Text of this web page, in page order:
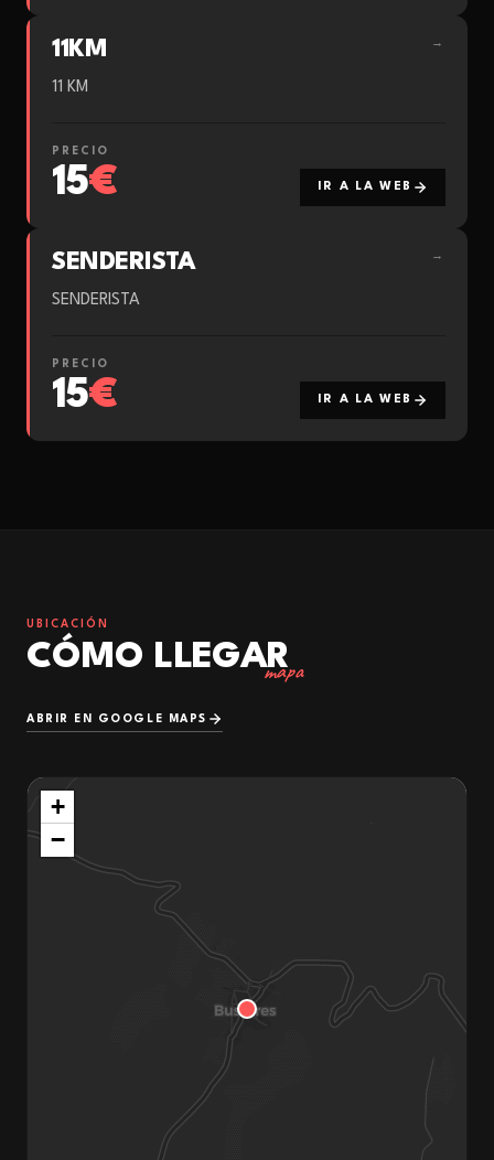
11KM →
11 KM
PRECIO
15€ IR A LA WEB
SENDERISTA →
SENDERISTA
PRECIO
15€ IR A LA WEB
UBICACIÓN
CÓMO LLEGAR
mapa
ABRIR EN GOOGLE MAPS
+
−